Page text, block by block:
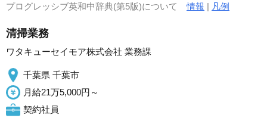
プログレッシブ英和中辞典(第5版)について情報 | 凡例
清掃業務
ワタキューセイモア株式会社 業務課
千葉県 千葉市
月給21万5,000円～
契約社員